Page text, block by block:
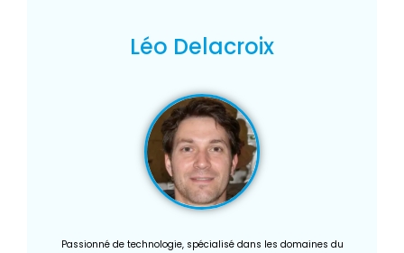
Léo Delacroix
Passionné de technologie, spécialisé dans les domaines du